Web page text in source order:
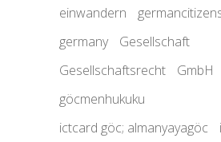
einwandern
germany
Gesellschaft
Gesellschaftsrecht
GmbH
göcmenhukuku
ictcard göc; almanyayagöc